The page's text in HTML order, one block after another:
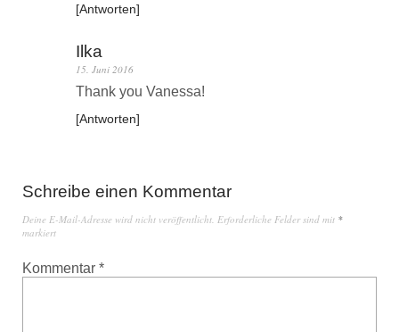
Antworten
Ilka
15. Juni 2016
Thank you Vanessa!
Antworten
Schreibe einen Kommentar
Deine E-Mail-Adresse wird nicht veröffentlicht. Erforderliche Felder sind mit *
markiert
Kommentar *